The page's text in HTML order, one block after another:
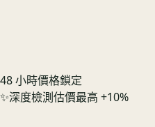
48 小時價格鎖定
✨深度檢測估價最高 +10%